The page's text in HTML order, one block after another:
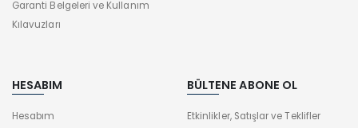
Garanti Belgeleri ve Kullanım
Kılavuzları
HESABIM
Hesabım
BÜLTENE ABONE OL
Etkinlikler, Satışlar ve Teklifler